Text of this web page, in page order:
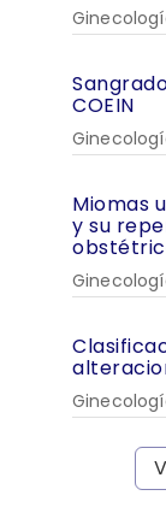
COEIN
Miomas
y su